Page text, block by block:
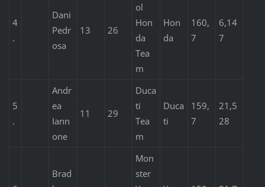
4
.
Dani
Pedr
osa
13 26
ol
Hon
da
Tea
m
Hon
da
160,
7
6,14
7
5
.
Andr
ea
Iann
one
11 29
Duca
ti
Tea
m
Duca
ti
159,
7
21,5
28
Brad
Mon
ster